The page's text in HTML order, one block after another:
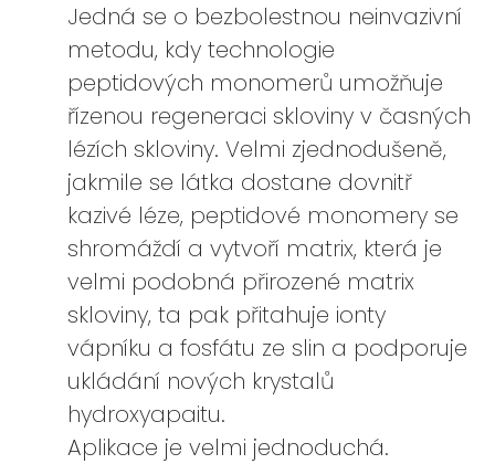
Jedná se o bezbolestnou neinvazivní
metodu, kdy technologie
peptidových monomerů umožňuje
řízenou regeneraci skloviny v časných
lézích skloviny. Velmi zjednodušeně,
jakmile se látka dostane dovnitř
kazivé léze, peptidové monomery se
shromáždí a vytvoří matrix, která je
velmi podobná přirozené matrix
skloviny, ta pak přitahuje ionty
vápníku a fosfátu ze slin a podporuje
ukládání nových krystalů
hydroxyapaitu.
Aplikace je velmi jednoduchá.